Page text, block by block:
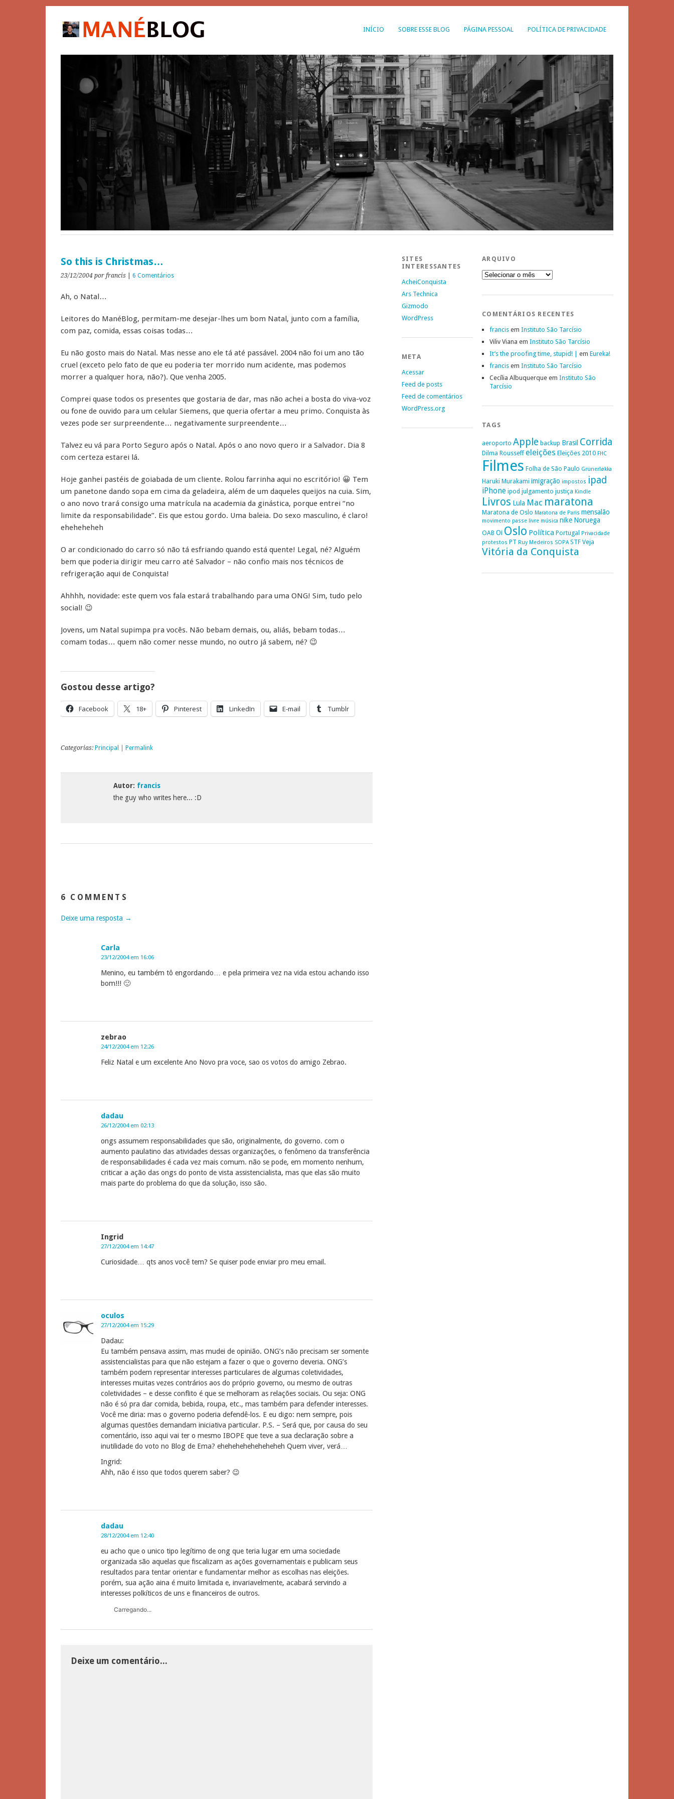
INÍCIO SOBRE ESSE BLOG PÁGINA PESSOAL POLÍTICA DE PRIVACIDADE
So this is Christmas…
23/12/2004 por francis 6 Comentários
Ah, o Natal…
Leitores do ManéBlog, permitam-me desejar-lhes um bom Natal, junto com a família,
com paz, comida, essas coisas todas…
Eu não gosto mais do Natal. Mas nesse ano ele tá até passável. 2004 não foi um ano tão
cruel (exceto pelo fato de que eu poderia ter morrido num acidente, mas podemos
morrer a qualquer hora, não?). Que venha 2005.
Comprei quase todos os presentes que gostaria de dar, mas não achei a bosta do viva-voz
ou fone de ouvido para um celular Siemens, que queria ofertar a meu primo. Conquista às
vezes pode ser surpreendente… negativamente surpreendente…
Talvez eu vá para Porto Seguro após o Natal. Após o ano novo quero ir a Salvador. Dia 8
com certeza estarei lá.
Hoje ganhei pastéis de goiabada de um cliente. Rolou farrinha aqui no escritório! 😀 Tem
um panetone dando sopa em cima da geladeira, além de um daqueles queijos na cuia. Sim,
o ano novo trará consigo uma matrícula na academia da ginástica, porque entrei “no
limite da responsabilidade”. Eis que estou gordo. Uma baleia. Do sexo masculino, é claro!
eheheheheh
O ar condicionado do carro só não tá esfriando quando está quente! Legal, né? Alguém
bem que poderia dirigir meu carro até Salvador – não confio mais nos técnicos de
refrigeração aqui de Conquista!
Ahhhh, novidade: este quem vos fala estará trabalhando para uma ONG! Sim, tudo pelo
social! 😉
Jovens, um Natal supimpa pra vocês. Não bebam demais, ou, aliás, bebam todas…
comam todas… quem não comer nesse mundo, no outro já sabem, né? 😉
Gostou desse artigo?
Facebook 18+ Pinterest LinkedIn E-mail Tumblr
Categorias: Principal Permalink
Autor: francis
the guy who writes here... :D
6 COMMENTS
Deixe uma resposta →
Carla
23/12/2004 em 16:06
Menino, eu também tô engordando… e pela primeira vez na vida estou achando isso
bom!!! 🙂
zebrao
24/12/2004 em 12:26
Feliz Natal e um excelente Ano Novo pra voce, sao os votos do amigo Zebrao.
dadau
26/12/2004 em 02:13
ongs assumem responsabilidades que são, originalmente, do governo. com o
aumento paulatino das atividades dessas organizações, o fenômeno da transferência
de responsabilidades é cada vez mais comum. não se pode, em momento nenhum,
criticar a ação das ongs do ponto de vista assistencialista, mas que elas são muito
mais parte do problema do que da solução, isso são.
Ingrid
27/12/2004 em 14:47
Curiosidade… qts anos você tem? Se quiser pode enviar pro meu email.
oculos
27/12/2004 em 15:29
Dadau:
Eu também pensava assim, mas mudei de opinião. ONG’s não precisam ser somente
assistencialistas para que não estejam a fazer o que o governo deveria. ONG’s
também podem representar interesses particulares de algumas coletividades,
interesses muitas vezes contrários aos do próprio governo, ou mesmo de outras
coletividades – e desse conflito é que se melhoram as relações sociais. Ou seja: ONG
não é só pra dar comida, bebida, roupa, etc., mas também para defender interesses.
Você me diria: mas o governo poderia defendê-los. E eu digo: nem sempre, pois
algumas questões demandam iniciativa particular. P.S. – Será que, por causa do seu
comentário, isso aqui vai ter o mesmo IBOPE que teve a sua declaração sobre a
inutilidade do voto no Blog de Ema? eheheheheheheheheh Quem viver, verá…
Ingrid:
Ahh, não é isso que todos querem saber? 😉
dadau
28/12/2004 em 12:40
eu acho que o unico tipo legítimo de ong que teria lugar em uma sociedade
organizada são aquelas que fiscalizam as ações governamentais e publicam seus
resultados para tentar orientar e fundamentar melhor as escolhas nas eleições.
porém, sua ação aina é muito limitada e, invariavelmente, acabará servindo a
interesses polkíticos de uns e financeiros de outros.
Carregando...
Deixe um comentário...
SITES
INTERESSANTES
AcheiConquista
Ars Technica
Gizmodo
WordPress
META
Acessar
Feed de posts
Feed de comentários
WordPress.org
ARQUIVO
Arquivo
COMENTÁRIOS RECENTES
francis em Instituto São Tarcísio
Viliv Viana em Instituto São Tarcísio
It’s the proofing time, stupid! |
em Eureka!
francis em Instituto São Tarcísio
Cecília Albuquerque em Instituto São
Tarcísio
TAGS
aeroporto Apple backup Brasil Corrida
Dilma Rousseff eleições Eleições 2010 FHC
Filmes Folha de São Paulo Grünerløkka
Haruki Murakami imigração impostos ipad
iPhone ipod julgamento justiça Kindle
Livros Lula Mac maratona
Maratona de Oslo Maratona de Paris mensalão
movimento passe livre música nike Noruega
OAB Oi Oslo Política Portugal
Privacidade
protestos PT Ruy Medeiros SOPA STF Veja
Vitória da Conquista